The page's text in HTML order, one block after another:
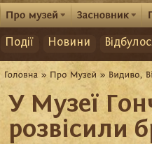
Події Новини
У Музеї
розвісили